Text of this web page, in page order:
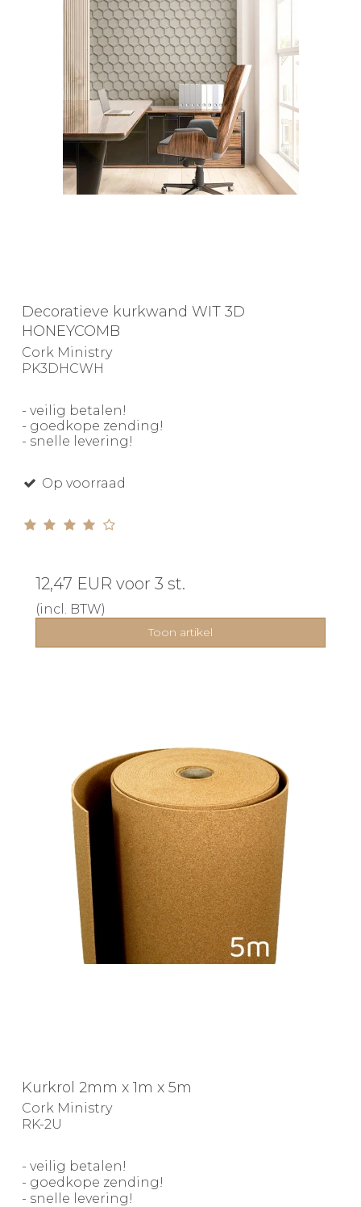
Decoratieve kurkwand WIT 3D
HONEYCOMB
Cork Ministry
PK3DHCWH
- veilig betalen!
- goedkope zending!
- snelle levering!
Op voorraad
12,47 EUR voor 3 st.
(incl. BTW)
Toon artikel
Kurkrol 2mm x 1m x 5m
Cork Ministry
RK-2U
- veilig betalen!
- goedkope zending!
- snelle levering!